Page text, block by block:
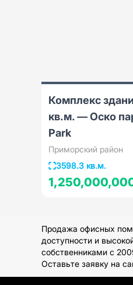
Комплекс
кв.м. — Оско
Park
Приморский район
3598.3 кв.м.
Продажа офисных
доступности и
собственниками с
Оставьте заявку на